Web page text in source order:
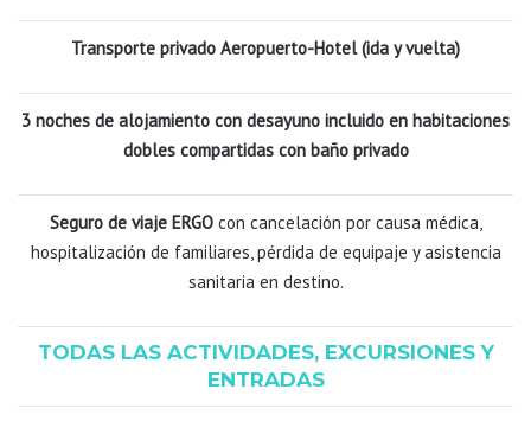
Transporte privado Aeropuerto-Hotel (ida y vuelta)
3 noches de alojamiento con desayuno incluido en habitaciones
dobles compartidas con baño privado
Seguro de viaje ERGOcon cancelación por causa médica,
hospitalización de familiares, pérdida de equipaje y asistencia
sanitaria en destino.
TODAS LAS ACTIVIDADES, EXCURSIONES Y
ENTRADAS